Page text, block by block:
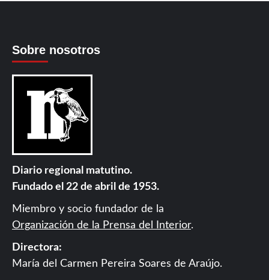
Sobre nosotros
Diario regional matutino.
Fundado el 22 de abril de 1953.
Miembro y socio fundador de la
Organización de la Prensa del Interior.
Directora:
María del Carmen Pereira Soares de Araújo.